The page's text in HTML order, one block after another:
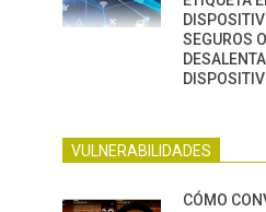
SEGUROS
VULNERABILIDADES
CÓMO